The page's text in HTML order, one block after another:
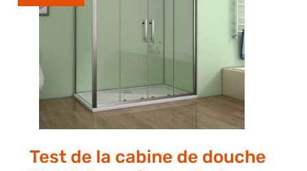
Test de la cabine de douche